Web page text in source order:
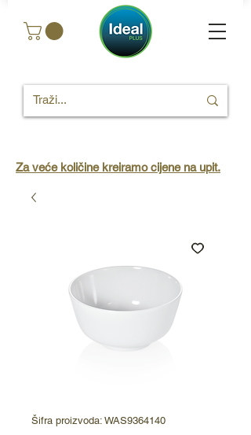
Za veće količine kreiramo cijene na upit.
Šifra proizvoda: WAS9364140